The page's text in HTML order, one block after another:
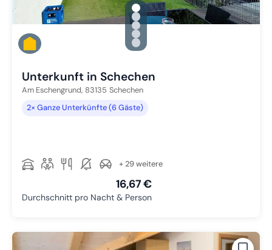
gallery.slide_selector
Zu Slide 1 wechseln
Zu Slide 2 wechseln
Zu Slide 3 wechseln
Zu Slide 4 wechseln
Zu Slide 5 wechseln
Unterkunft in Schechen
Am Eschengrund, 83135 Schechen
2× Ganze Unterkünfte (6 Gäste)
+ 29 weitere
16,67 €
Durchschnitt pro Nacht & Person